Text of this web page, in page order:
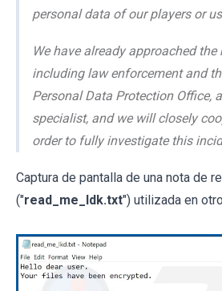
personal data of our players or
We have already approached
including law enforcement and
Personal Data Protection Office,
specialist, and we will closely
order to fully investigate this
Captura de pantalla de una nota de
("read_me_ldk.txt") utilizada en